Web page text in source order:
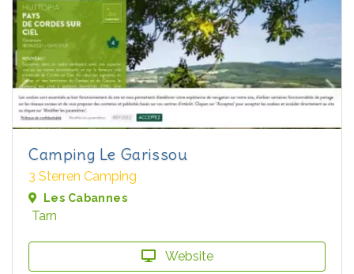
Camping Le Garissou
3 Sterren Camping
Les Cabannes
Tarn
Website